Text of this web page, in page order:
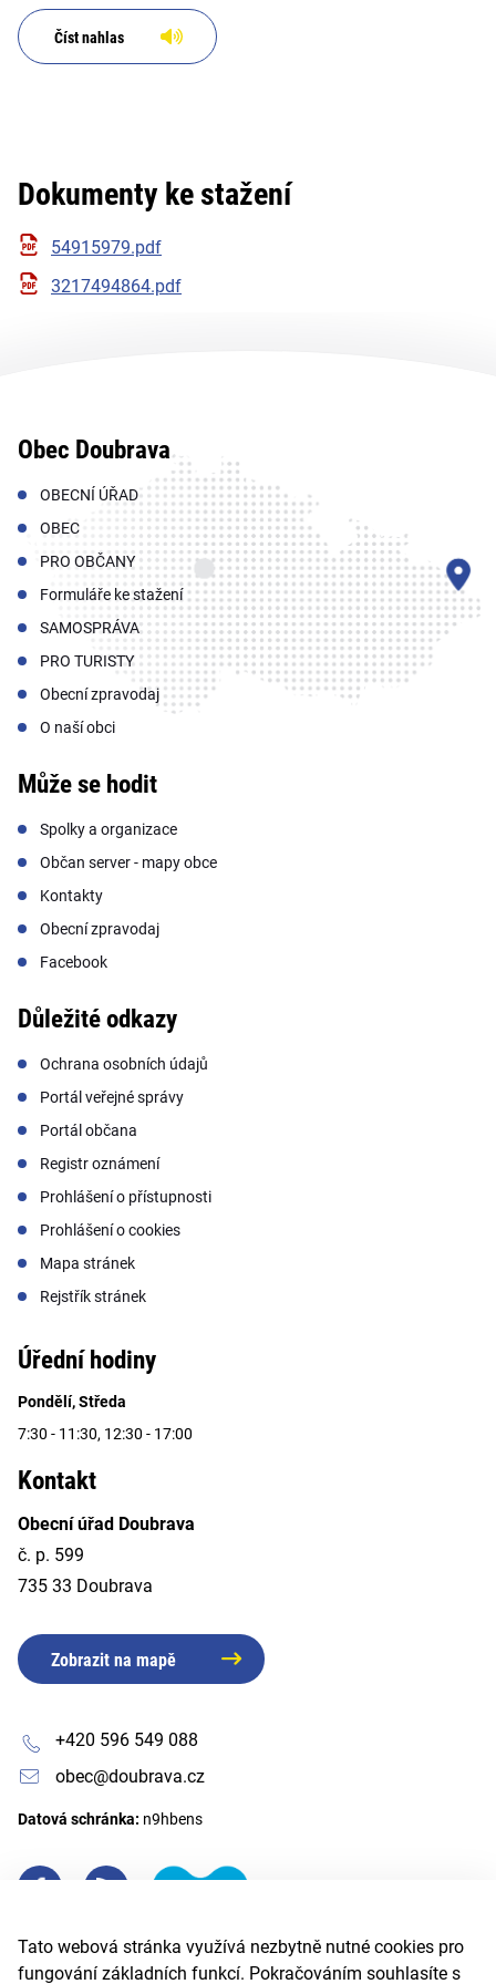
Tato webová stránka využívá nezbytně nutné cookies pro
fungování základních funkcí. Pokračováním souhlasíte s
činnosti; Adresát: Obvodní
Číst nahlas
Dokumenty ke stažení
54915979.pdf
3217494864.pdf
Obec Doubrava
OBECNÍ ÚŘAD
OBEC
PRO OBČANY
Formuláře ke stažení
SAMOSPRÁVA
PRO TURISTY
Obecní zpravodaj
O naší obci
Může se hodit
Spolky a organizace
Občan server - mapy obce
Kontakty
Obecní zpravodaj
Facebook
Důležité odkazy
Ochrana osobních údajů
Portál veřejné správy
Portál občana
Registr oznámení
Prohlášení o přístupnosti
Prohlášení o cookies
Mapa stránek
Rejstřík stránek
Úřední hodiny
Pondělí, Středa
7:30 - 11:30, 12:30 - 17:00
Kontakt
Obecní úřad Doubrava
č. p. 599
735 33 Doubrava
Zobrazit na mapě
+420 596 549 088
obec@doubrava.cz
Datová schránka: n9hbens